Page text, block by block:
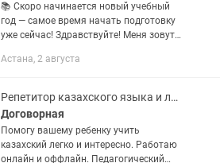
📚 Скоро начинается новый учебный
год — самое время начать подготовку
уже сейчас! Здравствуйте! Меня зовут
языку. Окончила бокалавриат по
Астана, 2 августа
Репетитор казахского языка и литературы
Договорная
Помогу вашему ребенку учить
казахский легко и интересно. Работаю
онлайн и оффлайн. Педагогический